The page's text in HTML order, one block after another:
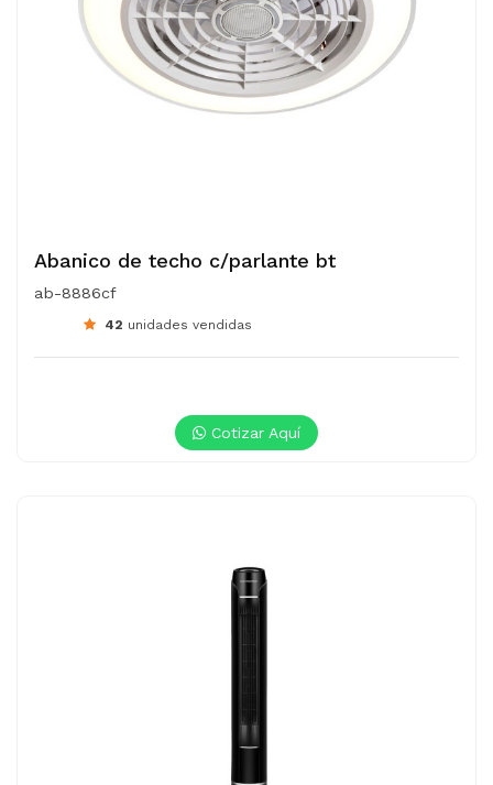
Abanico de techo c/parlante bt
ab-8886cf
42 unidades vendidas
Cotizar Aquí